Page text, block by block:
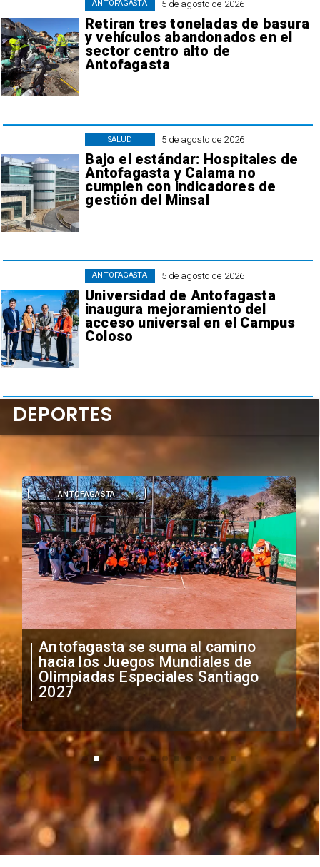
5 de agosto de 2026
Retiran tres toneladas de basura
y vehículos abandonados en el
sector centro alto de
Antofagasta
ANTOFAGASTA
5 de agosto de 2026
Bajo el estándar: Hospitales de
Antofagasta y Calama no
cumplen con indicadores de
gestión del Minsal
SALUD
5 de agosto de 2026
Universidad de Antofagasta
inaugura mejoramiento del
acceso universal en el Campus
Coloso
ANTOFAGASTA
"Falta de profesionalismo": Sifup
anuncia medidas por situación
irregular de futbolistas
extranjeros
DEPORTES
DEPORTES